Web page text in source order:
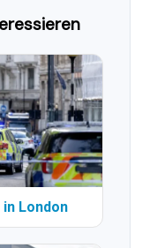
London